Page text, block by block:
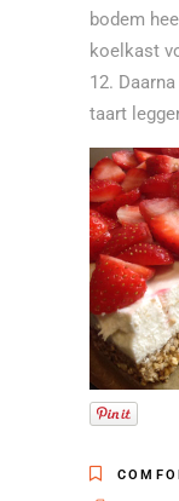
bodem
koelkast
taart